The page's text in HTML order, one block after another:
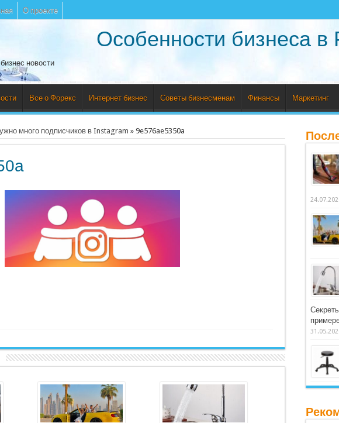
О проекте
Особенности бизнеса в
новости
Все о Форекс Интернет бизнес Советы бизнесменам Финансы Маркетинг
много подписчиков в Instagram » 9e576ae5350a